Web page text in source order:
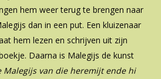
hem weer terug te brengen naar
dan in een put. Een kluizenaar
hem lezen en schrijven uit zijn
Daarna is Malegijs de kunst
Malegijs van die heremijt ende hi